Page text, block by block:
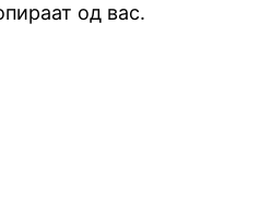
од вас.